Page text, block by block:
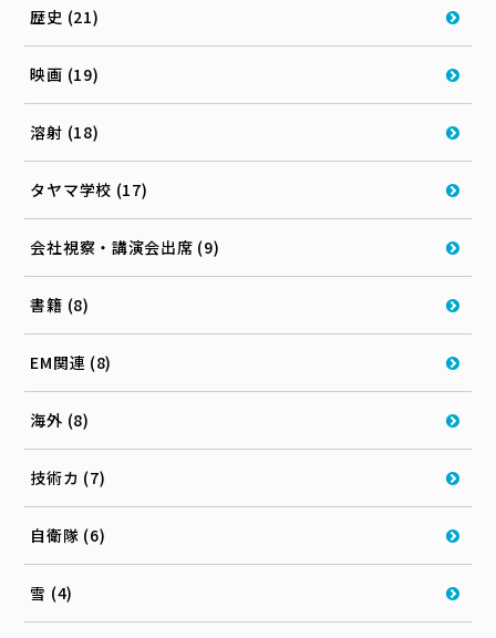
歴史 (21)
映画 (19)
溶射 (18)
タヤマ学校 (17)
会社視察・講演会出席 (9)
書籍 (8)
EM関連 (8)
海外 (8)
技術カ (7)
自衛隊 (6)
雪 (4)